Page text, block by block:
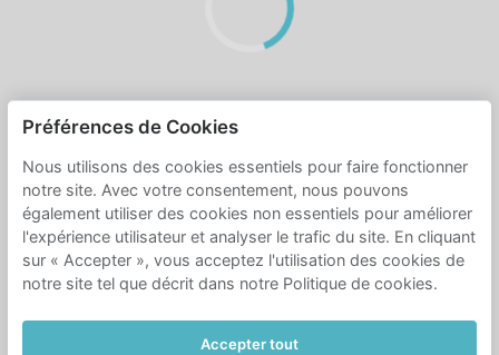
Préférences de Cookies
Nous utilisons des cookies essentiels pour faire fonctionner
notre site. Avec votre consentement, nous pouvons
également utiliser des cookies non essentiels pour améliorer
l'expérience utilisateur et analyser le trafic du site. En cliquant
sur « Accepter », vous acceptez l'utilisation des cookies de
notre site tel que décrit dans notre Politique de cookies.
Accepter tout